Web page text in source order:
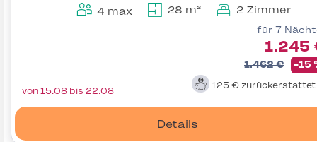
4 max 28 m² 2 Zimmer
für 7
1.245
1.462 € -15
125 € zurückerstattet
Details
von 15.08 bis 22.08